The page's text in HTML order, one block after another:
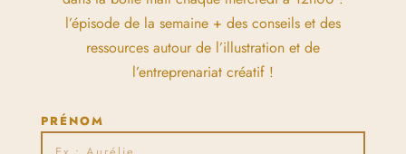
l’épisode de la semaine + des conseils et des
ressources autour de l’illustration et de
l’entreprenariat créatif !
PRÉNOM